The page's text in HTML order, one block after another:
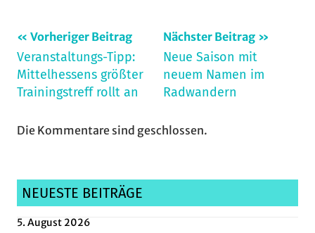
Beitragsnavigation
Vorheriger Beitrag
Veranstaltungs-Tipp:
Mittelhessens größter
Trainingstreff rollt an
Nächster Beitrag
Neue Saison mit
neuem Namen im
Radwandern
Die Kommentare sind geschlossen.
NEUESTE BEITRÄGE
5. August 2026